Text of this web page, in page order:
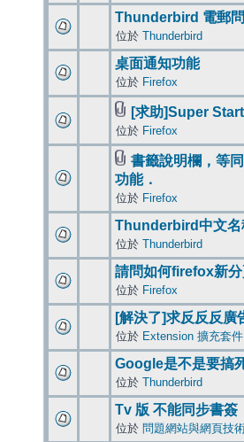
Thunderbird 電郵
位於 Thunderbird
桌面通知功能
位於 Firefox
[求助]Super
位於 Firefox
書籤說明欄，等
功能．
位於 Firefox
Thunderbird中文名
位於 Thunderbird
請問如何firefox新
位於 Firefox
[解決了]求反反反廣
位於 Extension 擴充套件
Google是不是要搞
位於 Thunderbird
Tv 版 不能同步書簽
位於 問題網站與網頁技